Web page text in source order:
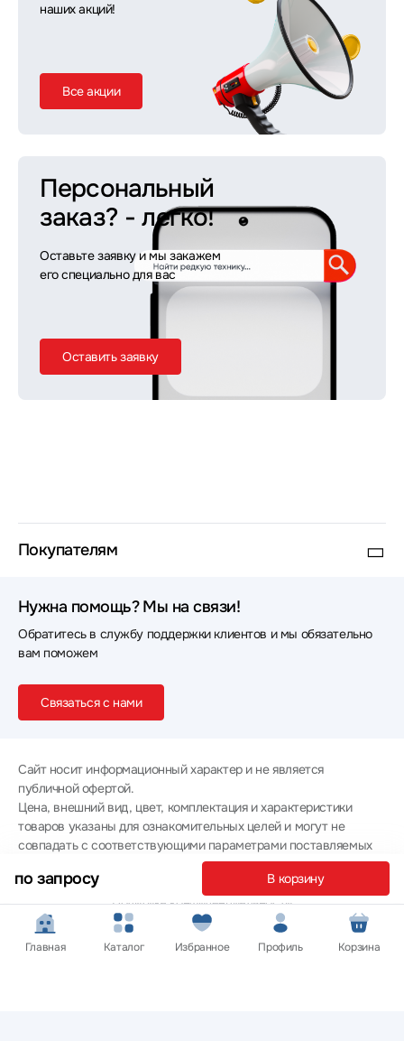
по запросу В корзину
наших акций!
Все акции
Персональный
заказ? - легко!
Оставьте заявку и мы закажем
его специально для вас
Оставить заявку
Покупателям
Нужна помощь? Мы на связи!
Обратитесь в службу поддержки клиентов и мы обязательно
вам поможем
Связаться с нами
Сайт носит информационный характер и не является
публичной офертой.
Цена, внешний вид, цвет, комплектация и характеристики
товаров указаны для ознакомительных целей и могут не
совпадать с соответствующими параметрами поставляемых
товаров - уточняйте информацию у менеджера при
оформлении заказа.
Политика конфиденциальности
© 2012 — 2026 ООО «Эпл Тэк»
Главная Каталог Избранное Профиль Корзина